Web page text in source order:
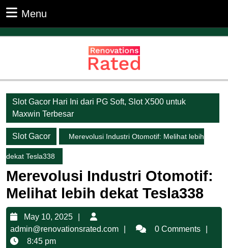
content
Menu
Slot Gacor Hari Ini dari PG Soft, Slot X500 untuk
Maxwin Terbesar
Slot Gacor Merevolusi Industri Otomotif: Melihat lebih
dekat Tesla338
Merevolusi Industri Otomotif:
Melihat lebih dekat Tesla338
May 10, 2025
May
10,
admin@renovationsrated.com
0 Comments
8:45 pm